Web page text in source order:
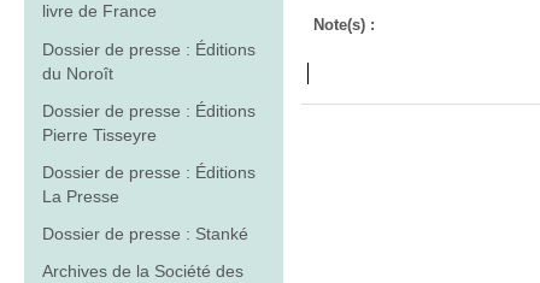
livre de France
Dossier de presse : Éditions
du Noroît
Dossier de presse : Éditions
Pierre Tisseyre
Dossier de presse : Éditions
La Presse
Dossier de presse : Stanké
Archives de la Société des
Note(s) :